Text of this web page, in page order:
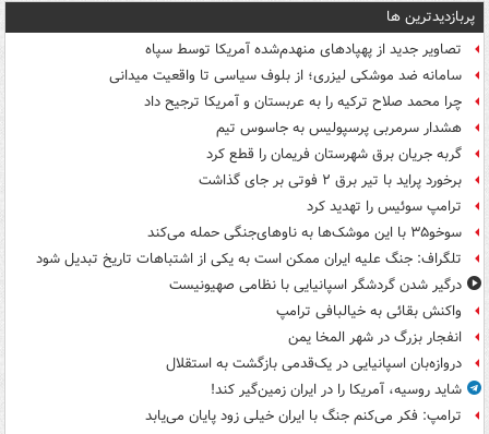
پربازدیدترین ها
تصاویر جدید از پهپادهای منهدم‌شده آمریکا توسط سپاه
سامانه ضد موشکی لیزری؛ از بلوف سیاسی تا واقعیت میدانی
چرا محمد صلاح ترکیه را به عربستان و آمریکا ترجیح داد
هشدار سرمربی پرسپولیس به جاسوس تیم
گربه جریان برق شهرستان فریمان را قطع کرد
برخورد پراید با تیر برق ۲ فوتی بر جای گذاشت
ترامپ سوئیس را تهدید کرد
سوخو۳۵ با این موشک‌ها به ناوهای‌جنگی حمله می‌کند
تلگراف: جنگ علیه ایران ممکن است به یکی از اشتباهات تاریخ تبدیل شود
درگیر شدن گردشگر اسپانیایی با نظامی صهیونیست
واکنش بقائی به خیالبافی ترامپ
انفجار بزرگ در شهر المخا یمن
دروازه‌بان اسپانیایی در یک‌قدمی بازگشت به استقلال
شاید روسیه، آمریکا را در ایران زمین‌گیر کند!
ترامپ: فکر می‌کنم جنگ با ایران خیلی زود پایان می‌یابد